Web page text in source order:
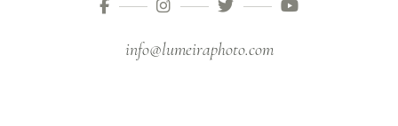
info@lumeiraphoto.com